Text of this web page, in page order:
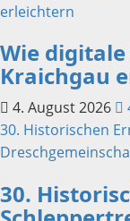
Wie
Kraichgau
4. August 2026
30. Historischen
30.